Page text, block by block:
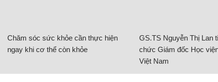
Chăm sóc sức khỏe cần thực hiện
ngay khi cơ thể còn khỏe
GS.TS Nguyễn Thị Lan
chức Giám đốc Học
Việt Nam